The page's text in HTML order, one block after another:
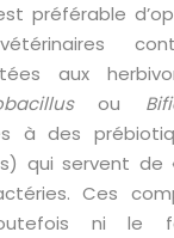
préférable
aux
ou
à des
qui servent de
Ces
ni le